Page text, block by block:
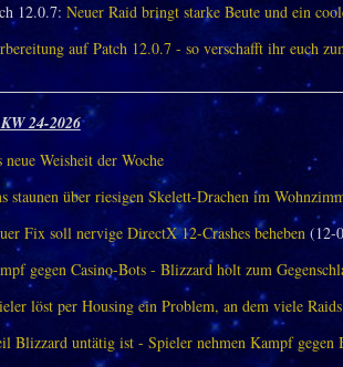
12.0.7: Neuer Raid bringt starke Beute und ein
auf Patch 12.0.7 - so verschafft ihr euch
24-2026
neue Weisheit der Woche
staunen über riesigen Skelett-Drachen im
Fix soll nervige DirectX 12-Crashes beheben(12-
gegen Casino-Bots - Blizzard holt zum
löst per Housing ein Problem, an dem viele
Blizzard untätig ist - Spieler nehmen Kampf gegen